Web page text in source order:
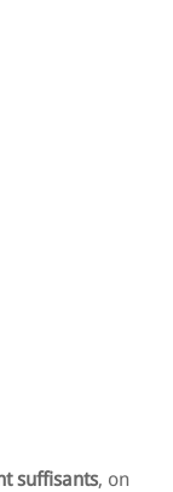
suffisants, on